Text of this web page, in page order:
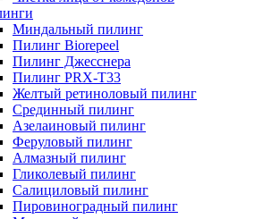
Миндальный пилинг
Пилинг Biorepeel
Пилинг Джесснера
Пилинг PRX-T33
Желтый ретиноловый пилинг
Срединный пилинг
Азелаиновый пилинг
Феруловый пилинг
Алмазный пилинг
Гликолевый пилинг
Салициловый пилинг
Пировиноградный пилинг